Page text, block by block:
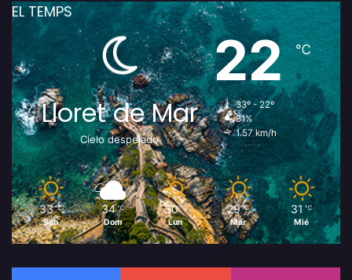
EL TEMPS
Lloret de Mar
Cielo despejado
22℃
33º - 22º
81%
1.57 km/h
33 ℃
Sáb
34 ℃
Dom
30 ℃
Lun
29 ℃
Mar
31 ℃
Mié